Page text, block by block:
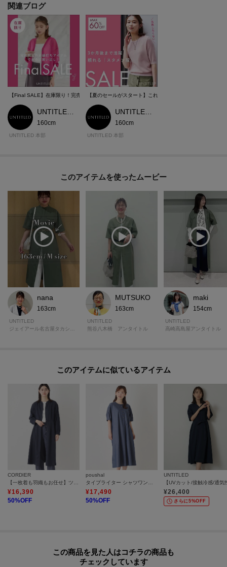
関連ブログ
【Final SALE】在庫限り！完売間近のお値打ちアイテム
160cm
UNTITLED 本部
【夏のセールがスタート】これを見れば狙い目アイテムが丸
160cm
UNTITLED 本部
このアイテムを使ったムービー
nana
163cm
UNTITLED
MUTSUKO
163cm
UNTITLED
熊谷八木橋 アンタイトル
maki
154cm
UNTITLED
高崎高島屋アンタイトル
このアイテムに似ているアイテム
CORDIER
¥16,390
50%OFF
poushal
¥17,490
50%OFF
UNTITLED
¥26,400
さらに5%OFF
この商品を見た人はコチラの商品も
チェックしています